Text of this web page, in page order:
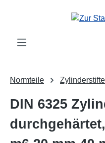
Zum Hauptinhalt springen
Normteile Zylinderstifte
DIN 6325